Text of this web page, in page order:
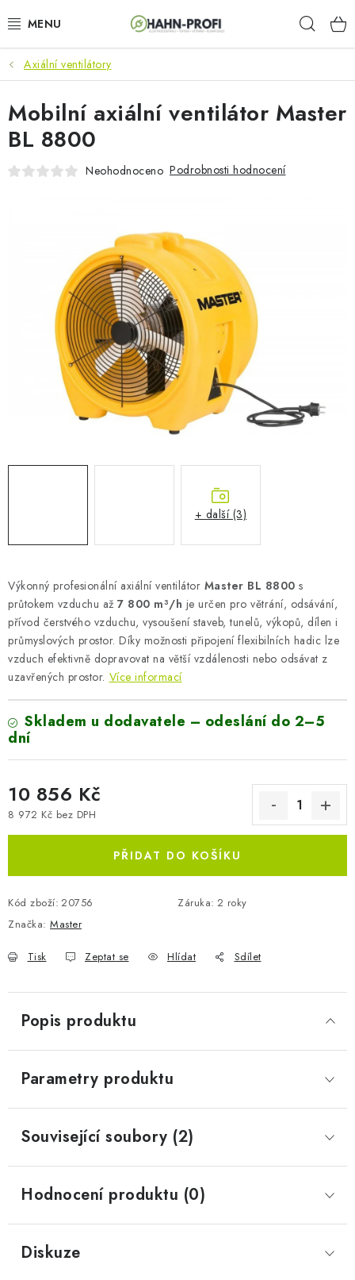
na
KLIMATIZACE
ELEKTROCENTRÁLY
ZAHRADNÍ TECHNIKA
ODVLHČOVAČE
TOPIDLA
AKUMULAČNÍ KAMNA
ELEKTRICKÉ KRBY
Reklamace
Ochrana osobních údajů
Návody
Novinky Blog Reference Katalog
Axiální ventilátory
Výkonný profesionální axiální ventilátor Master BL 8800 s
průtokem vzduchu až 7 800 m³/h je určen pro větrání, odsávání,
přívod čerstvého vzduchu, vysoušení staveb, tunelů, výkopů, dílen i
průmyslových prostor. Díky možnosti připojení flexibilních hadic lze
vzduch efektivně dopravovat na větší vzdálenosti nebo odsávat z
uzavřených prostor. Více informací
Skladem u dodavatele – odeslání do 2–5
dní
10 856 Kč
8 972 Kč bez DPH
PŘIDAT DO KOŠÍKU
Kód zboží: 20756 Záruka: 2 roky
Značka: Master
Tisk Zeptat se Hlídat Sdílet
Mobilní axiální ventilátor Master
BL 8800
Neohodnoceno Podrobnosti hodnocení
+ další (3)
Popis produktu
Parametry produktu
Související soubory (2)
Hodnocení produktu (0)
Diskuze